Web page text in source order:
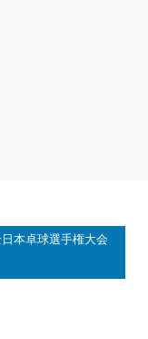
本卓球選手権大会